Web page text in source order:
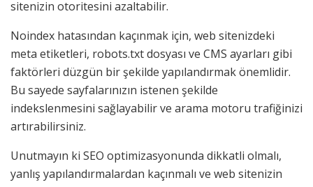
sitenizin otoritesini azaltabilir.
Noindex hatasından kaçınmak için, web sitenizdeki
meta etiketleri, robots.txt dosyası ve CMS ayarları gibi
faktörleri düzgün bir şekilde yapılandırmak önemlidir.
Bu sayede sayfalarınızın istenen şekilde
indekslenmesini sağlayabilir ve arama motoru trafiğinizi
artırabilirsiniz.
Unutmayın ki SEO optimizasyonunda dikkatli olmalı,
yanlış yapılandırmalardan kaçınmalı ve web sitenizin